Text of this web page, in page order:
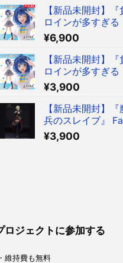
【新品未開封】
ロインが多すぎる
reful フィギュア
菜 ～制服ver.～
ア タイクレ限定
¥6,900
【新品未開封】
ロインが多すぎる
reful フィギュア
菜 ～制服ver.～
ア
¥3,900
【新品未開封】
兵のスレイブ』
Figure 出雲天花
ア
¥3,900
ロジェクトに参加する
維持費も無料